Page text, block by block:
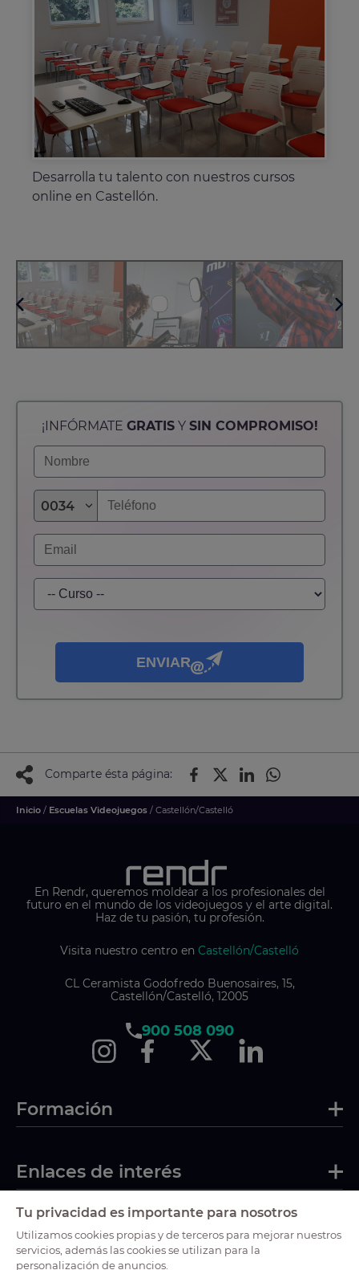
Accede al mercado laboral con expertos en
activos de la Escuela Rendr en Castellón.
Desarrolla tu talento con nuestros cursos
online en Castellón.
Conviértete en artista 3D y plasma tus ideas
de diseño para un videojuego. ¡Cursos
Profesionales Online!
Especialízate como diseñador de videojuegos
con la Escuela Rendr de Castellón.
¡INFÓRMATE GRATISY SIN COMPROMISO!
0034
ENVIAR
Comparte ésta página:
Inicio / Escuelas Videojuegos / Castellón/Castelló
En Rendr, queremos moldear a los profesionales del
futuro en el mundo de los videojuegos y el arte digital.
Haz de tu pasión, tu profesión.
Visita nuestro centro en Castellón/Castelló
CL Ceramista Godofredo Buenosaires, 15,
Castellón/Castelló, 12005
900 508 090
Formación
Enlaces de interés
Certificaciones
Tu privacidad es importante para nosotros
Utilizamos cookies propias y de terceros para mejorar nuestros
servicios, además las cookies se utilizan para la
personalización de anuncios.